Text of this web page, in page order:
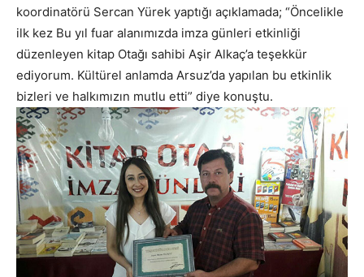
koordinatörü Sercan Yürek yaptığı açıklamada; “Öncelikle
ilk kez Bu yıl fuar alanımızda imza günleri etkinliği
düzenleyen kitap Otağı sahibi Aşir Alkaç’a teşekkür
ediyorum. Kültürel anlamda Arsuz’da yapılan bu etkinlik
bizleri ve halkımızın mutlu etti” diye konuştu.